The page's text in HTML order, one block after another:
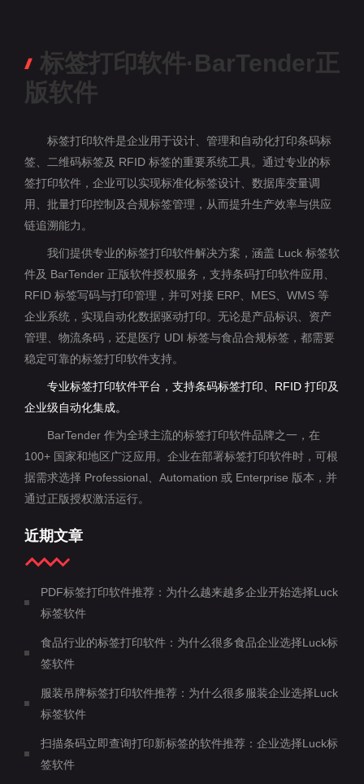
标签打印软件·BarTender正
版软件
标签打印软件是企业用于设计、管理和自动化打印条码标
签、二维码标签及 RFID 标签的重要系统工具。通过专业的标
签打印软件，企业可以实现标准化标签设计、数据库变量调
用、批量打印控制及合规标签管理，从而提升生产效率与供应
链追溯能力。
我们提供专业的标签打印软件解决方案，涵盖 Luck 标签软
件及 BarTender 正版软件授权服务，支持条码打印软件应用、
RFID 标签写码与打印管理，并可对接 ERP、MES、WMS 等
企业系统，实现自动化数据驱动打印。无论是产品标识、资产
管理、物流条码，还是医疗 UDI 标签与食品合规标签，都需要
稳定可靠的标签打印软件支持。
专业标签打印软件平台，支持条码标签打印、RFID 打印及
企业级自动化集成。
BarTender 作为全球主流的标签打印软件品牌之一，在
100+ 国家和地区广泛应用。企业在部署标签打印软件时，可根
据需求选择 Professional、Automation 或 Enterprise 版本，并
通过正版授权激活运行。
近期文章
PDF标签打印软件推荐：为什么越来越多企业开始选择Luck
标签软件
食品行业的标签打印软件：为什么很多食品企业选择Luck标
签软件
服装吊牌标签打印软件推荐：为什么很多服装企业选择Luck
标签软件
扫描条码立即查询打印新标签的软件推荐：企业选择Luck标
签软件